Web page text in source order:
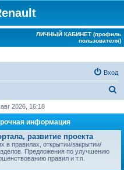
ЛИЧНЫЙ КАБИНЕТ (профиль
пользователя)
Вход
с
2026, 16:18
информация
развитие проекта
в правилах, открытии/закрытии/
Предложения по улучшению
правил и т.п.